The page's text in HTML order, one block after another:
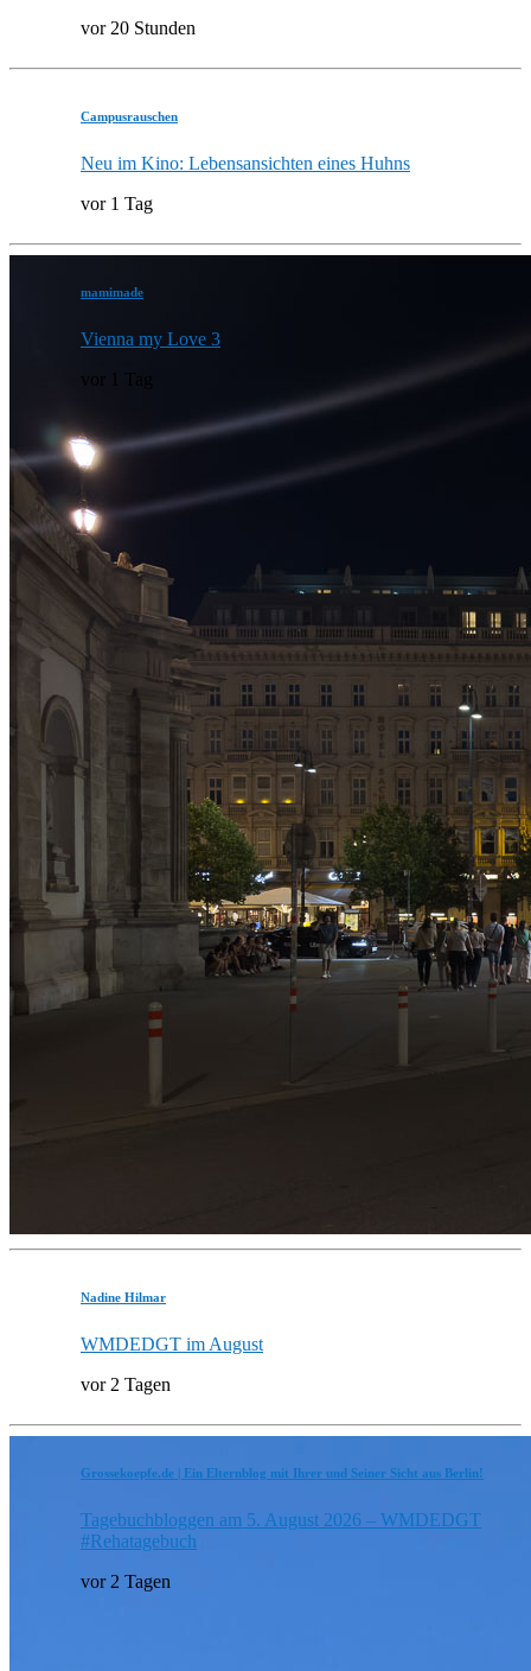
vor 20 Stunden
Campusrauschen
Neu im Kino: Lebensansichten eines Huhns
vor 1 Tag
mamimade
Vienna my Love 3
vor 1 Tag
Nadine Hilmar
WMDEDGT im August
vor 2 Tagen
Grossekoepfe.de | Ein Elternblog mit Ihrer und Seiner Sicht aus Berlin!
Tagebuchbloggen am 5. August 2026 – WMDEDGT
#Rehatagebuch
vor 2 Tagen